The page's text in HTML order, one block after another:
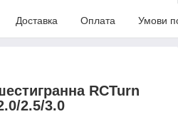
Доставка Оплата Умови
RCTurn
2.5/3.0